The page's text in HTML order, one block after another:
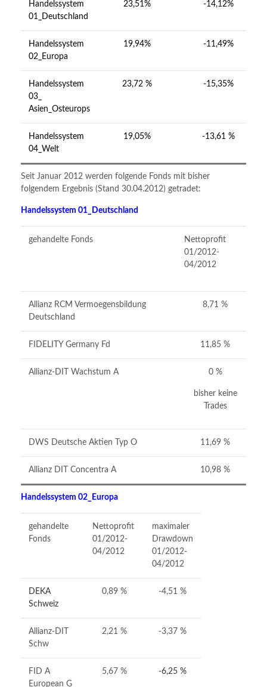
Handelssystem
01_Deutschland
23,51% -14,12%
Handelssystem
02_Europa
19,94% -11,49%
Handelssystem
03_
Asien_Osteurops
23,72 % -15,35%
Handelssystem
04_Welt
19,05% -13,61 %
Seit Januar 2012 werden folgende Fonds mit bisher
folgendem Ergebnis (Stand 30.04.2012) getradet:
Handelssystem 01_Deutschland
gehandelte Fonds
Nettoprofit
01/2012-
04/2012
Allianz RCM Vermoegensbildung
Deutschland
8,71 %
FIDELITY Germany Fd 11,85 %
Allianz-DIT Wachstum A 0 %
bisher keine
Trades
DWS Deutsche Aktien Typ O 11,69 %
Allianz DIT Concentra A 10,98 %
Handelssystem 02_Europa
gehandelte
Fonds
Nettoprofit
01/2012-
04/2012
maximaler
Drawdown
01/2012-
04/2012
DEKA
Schweiz
0,89 % -4,51 %
Allianz-DIT
Schw
2,21 % -3,37 %
FID A
European G
5,67 % -6,25 %